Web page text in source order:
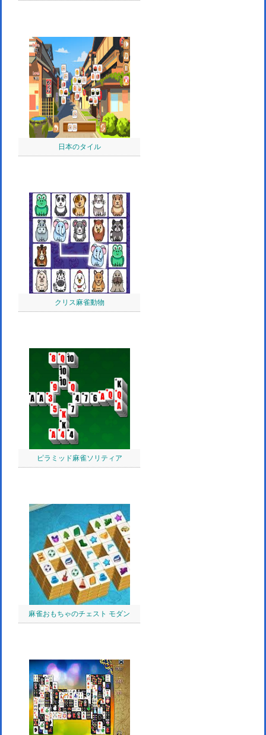
日本のタイル
クリス麻雀動物
ピラミッド麻雀ソリティア
麻雀おもちゃのチェスト モダン